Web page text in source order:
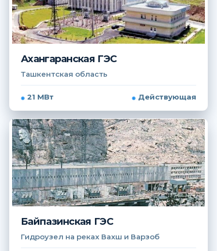
Ахангаранская ГЭС
Ташкентская область
21 МВт Действующая
Байпазинская ГЭС
Гидроузел на реках Вахш и Варзоб